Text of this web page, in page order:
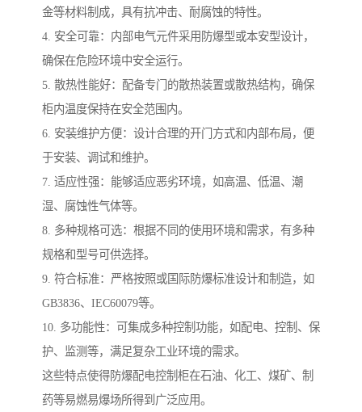
金等材料制成，具有抗冲击、耐腐蚀的特性。
4. 安全可靠：内部电气元件采用防爆型或本安型设计，
确保在危险环境中安全运行。
5. 散热性能好：配备专门的散热装置或散热结构，确保
柜内温度保持在安全范围内。
6. 安装维护方便：设计合理的开门方式和内部布局，便
于安装、调试和维护。
7. 适应性强：能够适应恶劣环境，如高温、低温、潮
湿、腐蚀性气体等。
8. 多种规格可选：根据不同的使用环境和需求，有多种
规格和型号可供选择。
9. 符合标准：严格按照或国际防爆标准设计和制造，如
GB3836、IEC60079等。
10. 多功能性：可集成多种控制功能，如配电、控制、保
护、监测等，满足复杂工业环境的需求。
这些特点使得防爆配电控制柜在石油、化工、煤矿、制
药等易燃易爆场所得到广泛应用。